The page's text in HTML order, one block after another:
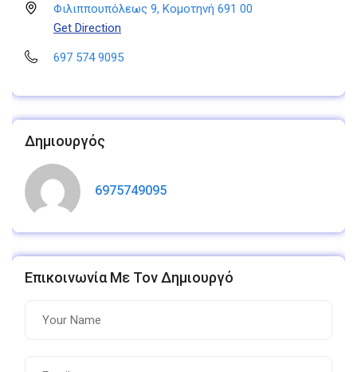
Φιλιππουπόλεως 9, Κομοτηνή 691 00
Get Direction
697 574 9095
Δημιουργός
6975749095
Επικοινωνία Με Τον Δημιουργό